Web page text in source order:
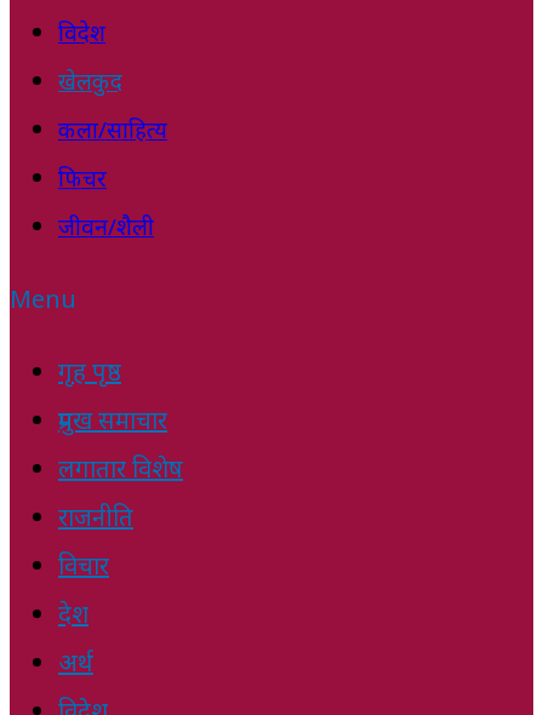
विदेश
खेलकुद
कला/साहित्य
फिचर
जीवन/शैली
Menu
गृह पृष्ठ
प्रमुख समाचार
लगातार विशेष
राजनीति
विचार
देश
अर्थ